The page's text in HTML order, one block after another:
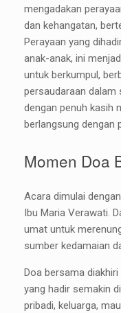
mengadakan
dan kehangatan,
Perayaan yang
anak-anak, ini
untuk berkumpul,
persaudaraan dalam
dengan penuh kasih
berlangsung dengan
Momen Doa
Acara dimulai
Ibu Maria Verawati.
umat untuk
sumber kedamaian
Doa bersama
yang hadir semakin
pribadi, keluarga,